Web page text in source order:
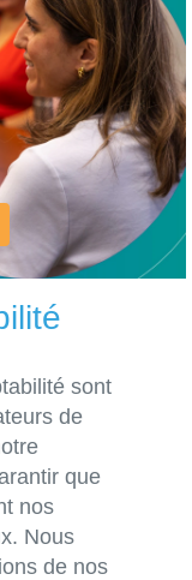
sont
de
que
nos
Nous
de nos